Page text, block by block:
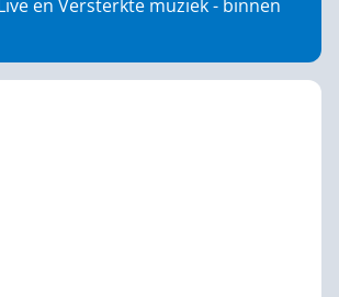
en Versterkte muziek - binnen